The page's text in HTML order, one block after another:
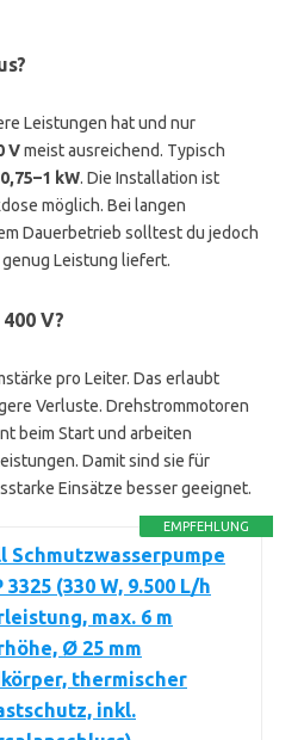
Leistungen hat und nur
Vmeist ausreichend. Typisch
0,75–1 kW. Die Installation ist
möglich. Bei langen
Dauerbetrieb solltest du jedoch
Leistung liefert.
V?
pro Leiter. Das erlaubt
Verluste. Drehstrommotoren
beim Start und arbeiten
Damit sind sie für
Einsätze besser geeignet.
EMPFEHLUNG
Schmutzwasserpumpe
3325 (330 W, 9.500 L/h
max. 6 m
Ø 25 mm
thermischer
inkl.